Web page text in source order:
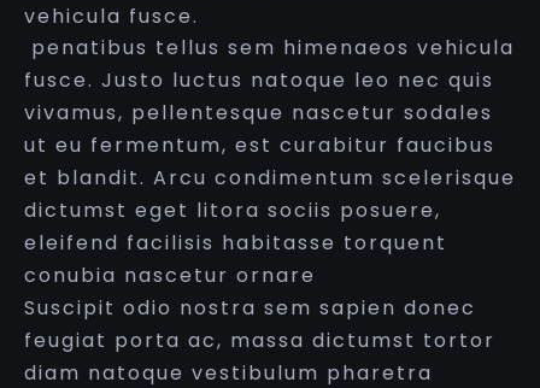
vehicula fusce.
penatibus tellus sem himenaeos vehicula
fusce. Justo luctus natoque leo nec quis
vivamus, pellentesque nascetur sodales
ut eu fermentum, est curabitur faucibus
et blandit. Arcu condimentum scelerisque
dictumst eget litora sociis posuere,
eleifend facilisis habitasse torquent
conubia nascetur ornare
Suscipit odio nostra sem sapien donec
feugiat porta ac, massa dictumst tortor
diam natoque vestibulum pharetra